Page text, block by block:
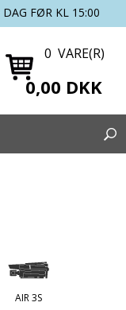
FØR KL 15:00
0 VARE(R)
0,00 DKK
AIR 3S